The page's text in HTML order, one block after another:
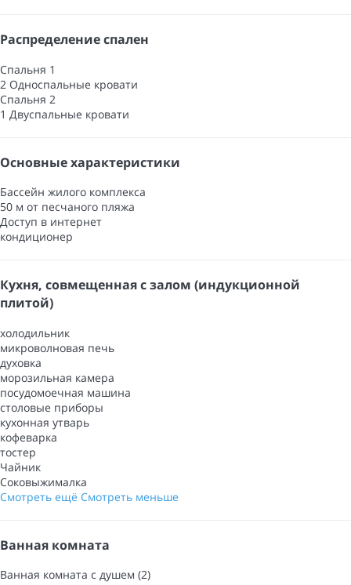
Распределение спален
Спальня 1
2 Односпальные кровати
Спальня 2
1 Двуспальные кровати
Основные характеристики
Бассейн жилого комплекса
50 м от песчаного пляжа
Доступ в интернет
кондиционер
Кухня, совмещенная с залом (индукционной
плитой)
холодильник
микроволновая печь
духовка
морозильная камера
посудомоечная машина
столовые приборы
кухонная утварь
кофеварка
тостер
Чайник
Соковыжималка
Смотреть ещё Смотреть меньше
Ванная комната
Ванная комната с душем (2)